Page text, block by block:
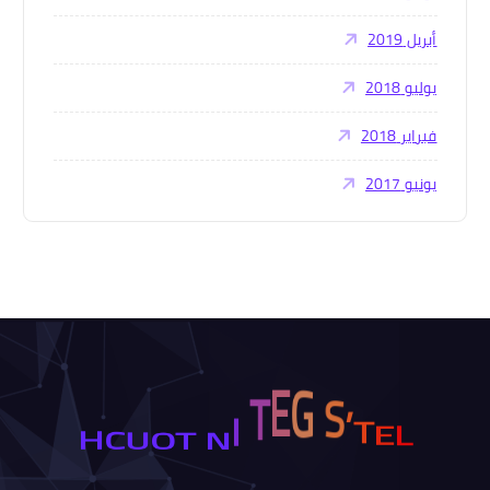
أبريل 2019
يوليو 2018
فبراير 2018
يونيو 2017
L
E
T
’
S
G
E
T
I
N
T
O
U
C
H